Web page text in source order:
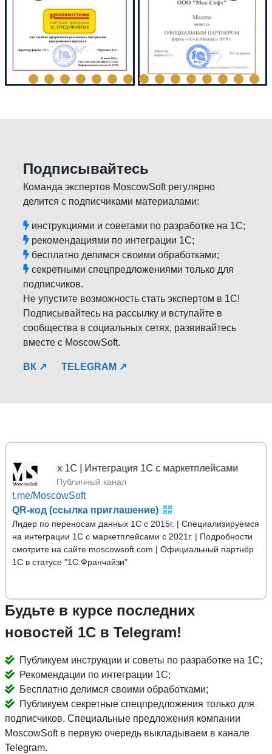
Подписывайтесь
Команда экспертов MoscowSoft регулярно
делится с подписчиками материалами:
инструкциями и советами по разработке на 1С;
рекомендациями по интеграции 1С;
бесплатно делимся своими обработками;
секретными спецпредложениями только для
подписчиков.
Не упустите возможность стать экспертом в 1С!
Подписывайтесь на рассылку и вступайте в
сообщества в социальных сетях, развивайтесь
вместе с MoscowSoft.
ВК ↗ TELEGRAM ↗
1С | Интеграция 1С с маркетплейсами
Публичный канал
t.me/MoscowSoft
QR-код (ссылка приглашение)
Лидер по переносам данных 1С с 2015г. | Специализируемся
на интеграции 1С с маркетплейсами с 2021г. | Подробности
смотрите на сайте moscowsoft.com | Официальный партнёр
1С в статусе "1С:Франчайзи"
Будьте в курсе последних
новостей 1С в Telegram!
Публикуем инструкции и советы по разработке на 1С;
Рекомендации по интеграции 1С;
Бесплатно делимся своими обработками;
Публикуем секретные спецпредложения только для
подписчиков. Специальные предложения компании
MoscowSoft в первую очередь выкладываем в канале
Telegram.